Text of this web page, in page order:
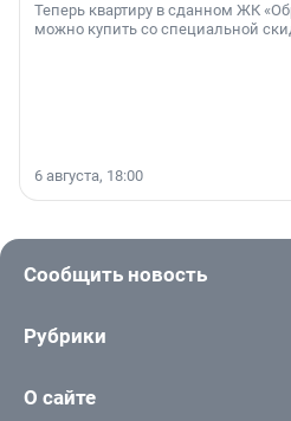
Теперь квартиру в сданном ЖК
можно купить со специальной
6 августа, 18:00
Сообщить новость
Рубрики
О сайте